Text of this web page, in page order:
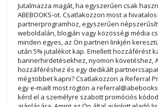
Jutalmazza magát, ha egyszerűen csak
ABEBOOKS-ot. Csatlakozzon most a hivatalos
partnerprogramhoz, egyszerűen
weboldalán, blogján vagy közösségi média
minden egyes, az Ön partneri linkjén
után 5% jutalékot kap. Emellett hozzáférést
bannerhirdetésekhez, nyomon követéshez,
hozzáféréshez és egy dedikált
még többet kapni? Csatlakozzon a Referral
egy e-mailt most rögtön a
kérd el a személyre szabott promóciós